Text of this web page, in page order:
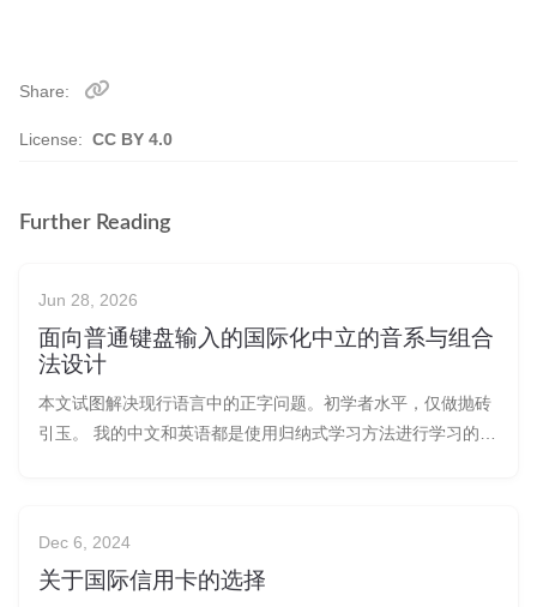
License: CC BY 4.0
Share
Further Reading
Jun 28, 2026
面向普通键盘输入的国际化中立的音系与组合
法设计
本文试图解决现行语言中的正字问题。初学者水平，仅做抛砖
引玉。 我的中文和英语都是使用归纳式学习方法进行学习的。
对的门槛姑且不提，前者也对
Dec 6, 2024
关于国际信用卡的选择